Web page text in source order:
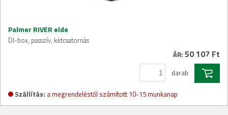
Palmer RIVER elde
DI-box, passzív, kétcsatornás
ÁR: 50 107 Ft
darab
Szállítás: a megrendeléstől számított 10-15 munkanap